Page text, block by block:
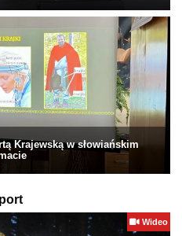
Krajewską w słowiańskim
Wideo